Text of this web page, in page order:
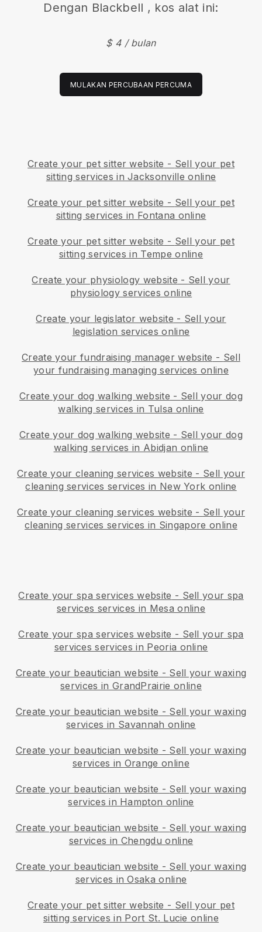
Dengan Blackbell , kos alat ini:
$ 4 / bulan
MULAKAN PERCUBAAN PERCUMA
Create your pet sitter website - Sell your pet
sitting services in Jacksonville online
Create your pet sitter website - Sell your pet
sitting services in Fontana online
Create your pet sitter website - Sell your pet
sitting services in Tempe online
Create your physiology website - Sell your
physiology services online
Create your legislator website - Sell your
legislation services online
Create your fundraising manager website - Sell
your fundraising managing services online
Create your dog walking website - Sell your dog
walking services in Tulsa online
Create your dog walking website - Sell your dog
walking services in Abidjan online
Create your cleaning services website - Sell your
cleaning services services in New York online
Create your cleaning services website - Sell your
cleaning services services in Singapore online
Create your spa services website - Sell your spa
services services in Mesa online
Create your spa services website - Sell your spa
services services in Peoria online
Create your beautician website - Sell your waxing
services in GrandPrairie online
Create your beautician website - Sell your waxing
services in Savannah online
Create your beautician website - Sell your waxing
services in Orange online
Create your beautician website - Sell your waxing
services in Hampton online
Create your beautician website - Sell your waxing
services in Chengdu online
Create your beautician website - Sell your waxing
services in Osaka online
Create your pet sitter website - Sell your pet
sitting services in Port St. Lucie online